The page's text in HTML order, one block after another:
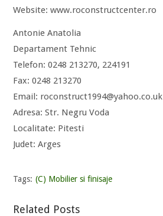
Website: www.roconstructcenter.ro
Antonie Anatolia
Departament Tehnic
Telefon: 0248 213270, 224191
Fax: 0248 213270
Email: roconstruct1994@yahoo.co.uk
Adresa: Str. Negru Voda
Localitate: Pitesti
Judet: Arges
Tags: (C) Mobilier si finisaje
Related Posts